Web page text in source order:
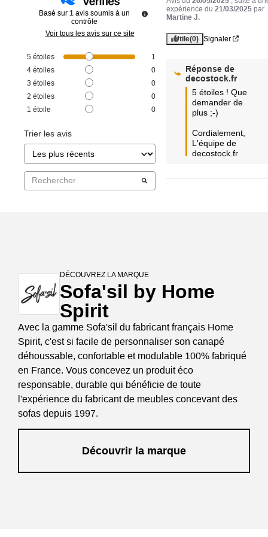
Basé sur 1 avis soumis à un
contrôle
Voir tous les avis sur ce site
5 étoiles
1
4 étoiles
0
3 étoiles
0
2 étoiles
0
1 étoile 0
Trier les avis
expérience du 21/03/2025 par
Martine J.
Utile(0) Signaler
Réponse de
decostock.fr
5 étoiles ! Que
demander de
plus ;-)
Cordialement,
L'équipe de
decostock.fr
DÉCOUVREZ LA MARQUE
Sofa'sil by Home
Spirit
Avec la gamme Sofa'sil du fabricant français Home
Spirit, c'est si facile de personnaliser son canapé
déhoussable, confortable et modulable 100% fabriqué
en France. Vous concevez un produit éco
responsable, durable qui bénéficie de toute
l'expérience du fabricant de meubles concevant des
sofas depuis 1997.
Découvrir la marque